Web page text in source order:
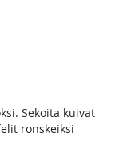
Sekoita kuivat
ronskeiksi